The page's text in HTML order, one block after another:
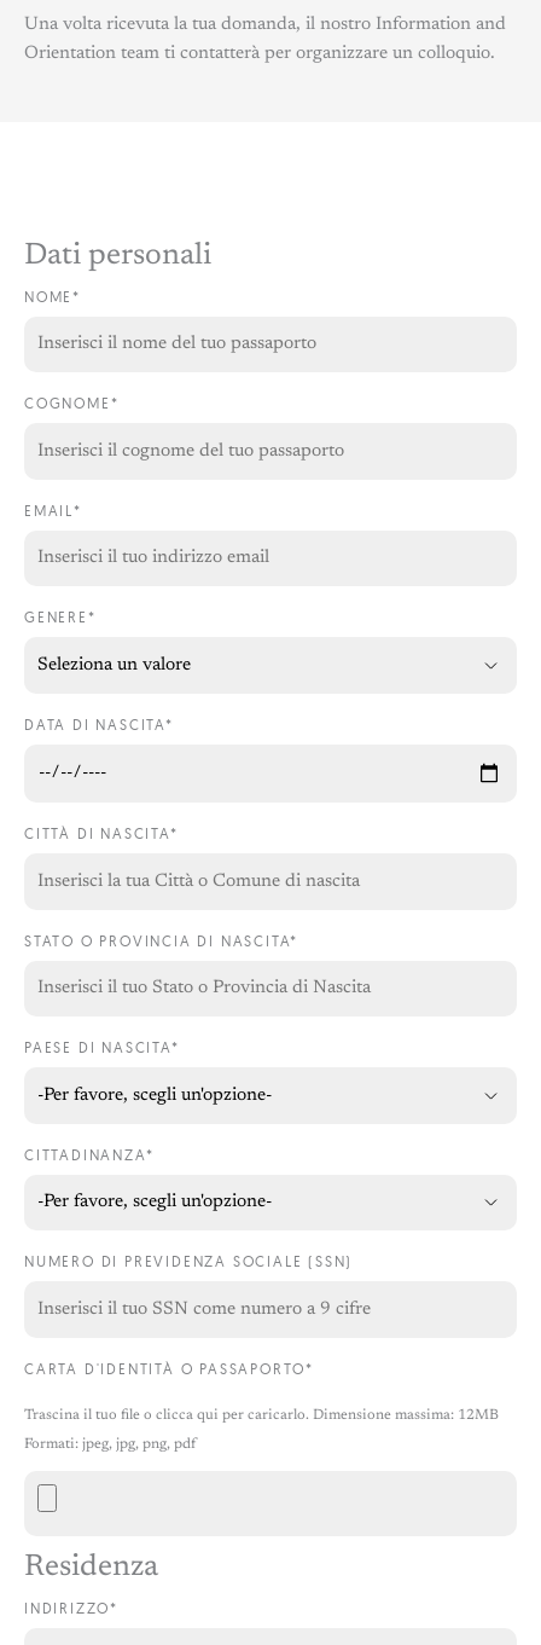
Una volta ricevuta la tua domanda, il nostro Information and
Orientation team ti contatterà per organizzare un colloquio.
Dati personali
NOME*
COGNOME*
EMAIL*
GENERE*
DATA DI NASCITA*
CITTÀ DI NASCITA*
STATO O PROVINCIA DI NASCITA*
PAESE DI NASCITA*
CITTADINANZA*
NUMERO DI PREVIDENZA SOCIALE (SSN)
CARTA D'IDENTITÀ O PASSAPORTO*
Trascina il tuo file o clicca qui per caricarlo. Dimensione massima: 12MB
Formati: jpeg, jpg, png, pdf
Residenza
INDIRIZZO*